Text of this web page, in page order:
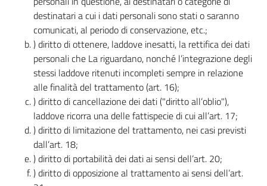
destinatari a cui i dati personali sono stati o saranno
comunicati, al periodo di conservazione, etc.;
) diritto di ottenere, laddove inesatti, la rettifica dei dati
personali che La riguardano, nonché l’integrazione degli
stessi laddove ritenuti incompleti sempre in relazione
alle finalità del trattamento (art. 16);
) diritto di cancellazione dei dati ("diritto all’oblio"),
laddove ricorra una delle fattispecie di cui all’art. 17;
) diritto di limitazione del trattamento, nei casi previsti
dall’art. 18;
) diritto di portabilità dei dati ai sensi dell’art. 20;
) diritto di opposizione al trattamento ai sensi dell’art.